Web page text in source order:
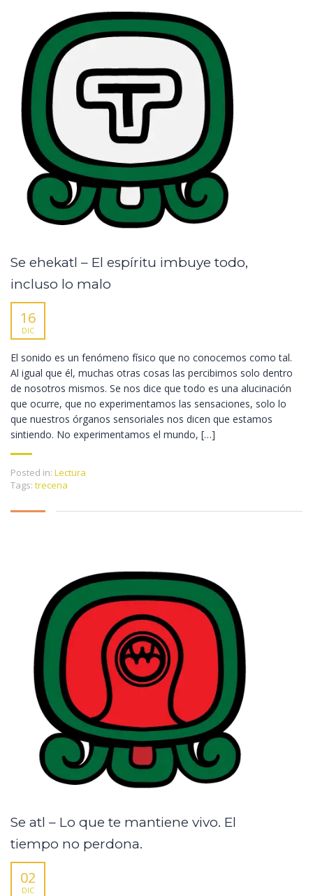
Se ehekatl – El espíritu imbuye todo,
incluso lo malo
16
DIC
El sonido es un fenómeno físico que no conocemos como tal.
Al igual que él, muchas otras cosas las percibimos solo dentro
de nosotros mismos. Se nos dice que todo es una alucinación
que ocurre, que no experimentamos las sensaciones, solo lo
que nuestros órganos sensoriales nos dicen que estamos
sintiendo. No experimentamos el mundo, […]
Posted in: Lectura
Tags: trecena
Se atl – Lo que te mantiene vivo. El
tiempo no perdona.
02
DIC